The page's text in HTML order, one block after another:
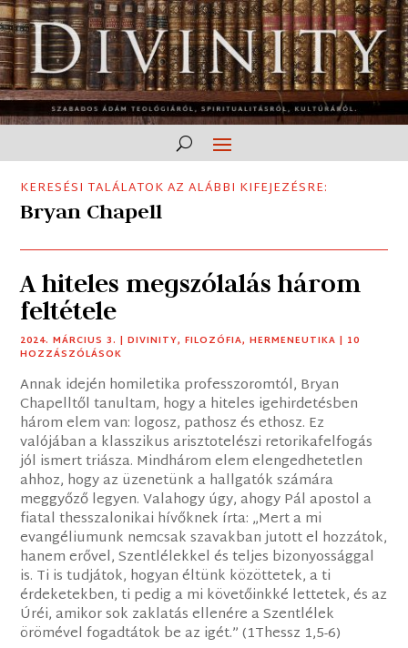
KERESÉSI TALÁLATOK AZ ALÁBBI KIFEJEZÉSRE:
Bryan Chapell
A hiteles megszólalás három
feltétele
2024. MÁRCIUS 3. |DIVINITY,FILOZÓFIA,HERMENEUTIKA | 10
HOZZÁSZÓLÁSOK
Annak idején homiletika professzoromtól, Bryan
Chapelltől tanultam, hogy a hiteles igehirdetésben
három elem van: logosz, pathosz és ethosz. Ez
valójában a klasszikus arisztotelészi retorikafelfogás
jól ismert triásza. Mindhárom elem elengedhetetlen
ahhoz, hogy az üzenetünk a hallgatók számára
meggyőző legyen. Valahogy úgy, ahogy Pál apostol a
fiatal thesszalonikai hívőknek írta: „Mert a mi
evangéliumunk nemcsak szavakban jutott el hozzátok,
hanem erővel, Szentlélekkel és teljes bizonyossággal
is. Ti is tudjátok, hogyan éltünk közöttetek, a ti
érdeketekben, ti pedig a mi követőinkké lettetek, és az
Úréi, amikor sok zaklatás ellenére a Szentlélek
örömével fogadtátok be az igét.” (1Thessz 1,5-6)